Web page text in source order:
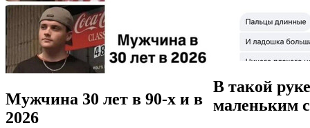
Мужчина 30 лет в 90-х и в
2026
В такой
маленьким